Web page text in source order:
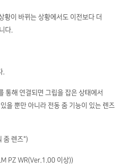
황이 바뀌는 상황에서도 이전보다 더
다.
.
해 연결되면 그립을 잡은 상태에서
을 뿐만 아니라 전동 줌 기능이 있는 렌즈
줌 렌즈")
PZ WR(Ver.1.00 이상))